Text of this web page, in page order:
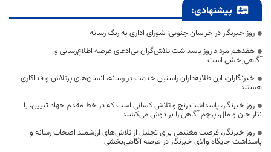
پیشنهادی:
روز خبرنگار در خراسان جنوبی؛ شورای اداری به رنگ رسانه
هفدهم مرداد روز پاسداشت تلاش‌گران بی‌ادعای عرصه اطلاع‌رسانی و
آگاهی‌بخشی است
خبرنگاران، این طلایه‌داران راستین خدمت در رسانه، انسان‌های پرتلاش و فداکاری
هستند
روز خبرنگار، پاسداشت رنج و تلاش کسانی است که در خط مقدم جهاد تبیین، با
نثار جان و مال، پرچم آگاهی را بر دوش می‌کشند
روز خبرنگار، فرصت مغتنمی برای تجلیل از تلاش‌های ارزشمند اصحاب رسانه و
پاسداشت جایگاه والای خبرنگار در عرصه آگاهی‌بخشی